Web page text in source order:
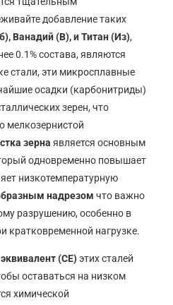
добавление таких
), Ванадий (В), и Титан (Из),
0.1%состава, являются
стали, эти микросплавные
осадки (карбонитриды)
зерен, что
мелкозернистой
зерна является основным
одновременно повышает
низкотемпературную
надрезом что важно
разрушению, особенно в
кратковременной нагрузке.
(CE)этих сталей
оставаться на низком
химической